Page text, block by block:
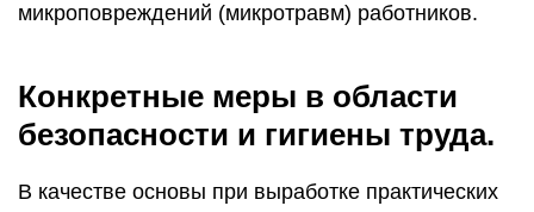
микроповреждений (микротравм) работников.
Конкретные меры в области
безопасности и гигиены труда.
В качестве основы при выработке практических